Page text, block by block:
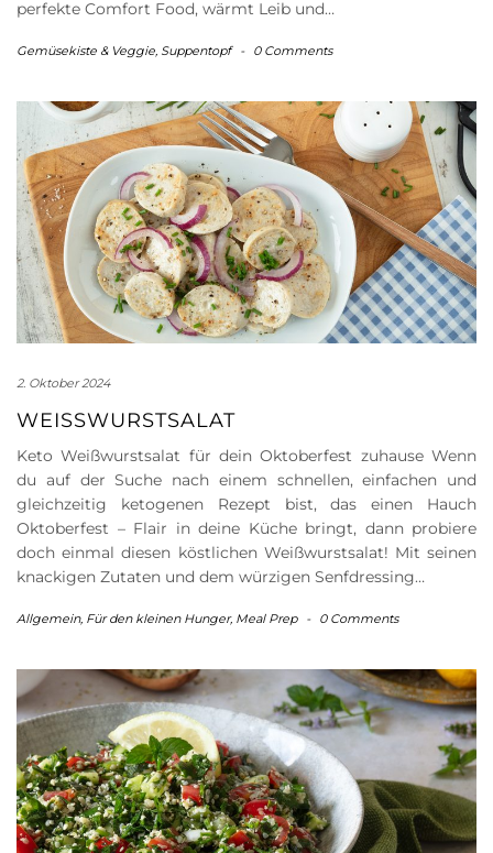
perfekte Comfort Food, wärmt Leib und…
Gemüsekiste & Veggie, Suppentopf - 0 Comments
2. Oktober 2024
WEISSWURSTSALAT
Keto Weißwurstsalat für dein Oktoberfest zuhause Wenn
du auf der Suche nach einem schnellen, einfachen und
gleichzeitig ketogenen Rezept bist, das einen Hauch
Oktoberfest – Flair in deine Küche bringt, dann probiere
doch einmal diesen köstlichen Weißwurstsalat! Mit seinen
knackigen Zutaten und dem würzigen Senfdressing…
Allgemein, Für den kleinen Hunger, Meal Prep - 0 Comments